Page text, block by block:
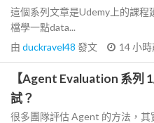
這個系列文章是Udemy上的課
檔學一點data...
由 duckravel48 發文 14 小
【Agent Evaluation 系列
試？
很多團隊評估 Agent 的方法，